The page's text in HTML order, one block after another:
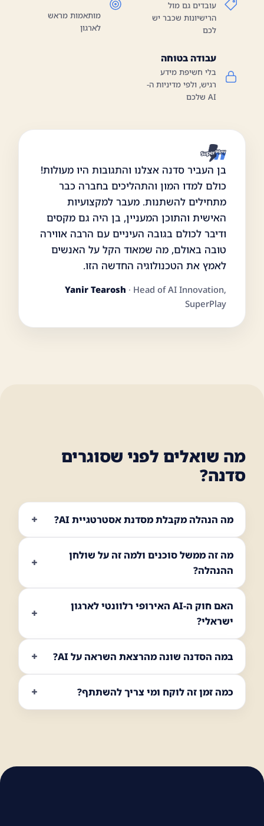
עובדים גם מול
הרישיונות שכבר יש
לכם
מותאמות מראש
לארגון
עבודה בטוחה
בלי חשיפת מידע
רגיש, ולפי מדיניות ה-
AI שלכם
בן העביר סדנה אצלנו והתגובות היו מעולות!
כולם למדו המון והתהליכים בחברה כבר
מתחילים להשתנות. מעבר למקצועיות
האישית והתוכן המעניין, בן היה גם מקסים
ודיבר לכולם בגובה העיניים עם הרבה אווירה
טובה באולם, מה שמאוד הקל על האנשים
לאמץ את הטכנולוגיה החדשה הזו.
Yanir Tearosh · Head of AI Innovation,
SuperPlay
מה שואלים לפני שסוגרים
סדנה?
מה הנהלה מקבלת מסדנת אסטרטגיית AI?
מה זה ממשל סוכנים ולמה זה על שולחן
ההנהלה?
האם חוק ה-AI האירופי רלוונטי לארגון
ישראלי?
במה הסדנה שונה מהרצאת השראה על AI?
כמה זמן זה לוקח ומי צריך להשתתף?